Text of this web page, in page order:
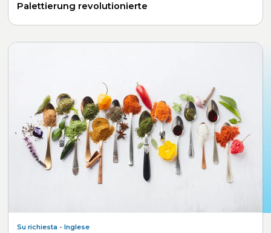
Palettierung revolutionierte
Su richiesta - Inglese